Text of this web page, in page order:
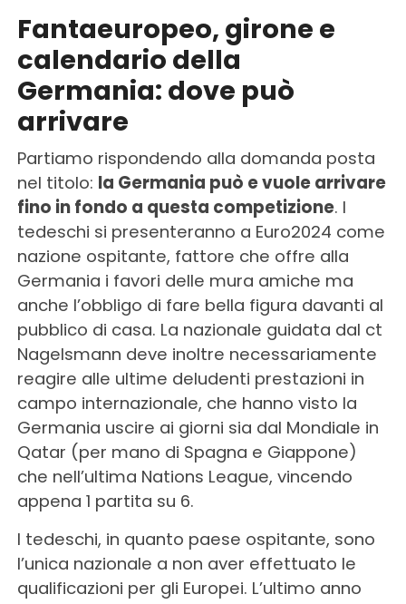
Fantaeuropeo, girone e
calendario della
Germania: dove può
arrivare
Partiamo rispondendo alla domanda posta
nel titolo: la Germania può e vuole arrivare
fino in fondo a questa competizione. I
tedeschi si presenteranno a Euro2024 come
nazione ospitante, fattore che offre alla
Germania i favori delle mura amiche ma
anche l’obbligo di fare bella figura davanti al
pubblico di casa. La nazionale guidata dal ct
Nagelsmann deve inoltre necessariamente
reagire alle ultime deludenti prestazioni in
campo internazionale, che hanno visto la
Germania uscire ai giorni sia dal Mondiale in
Qatar (per mano di Spagna e Giappone)
che nell’ultima Nations League, vincendo
appena 1 partita su 6.
I tedeschi, in quanto paese ospitante, sono
l’unica nazionale a non aver effettuato le
qualificazioni per gli Europei. L’ultimo anno